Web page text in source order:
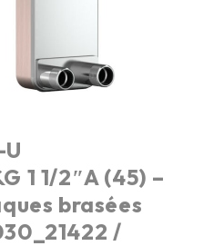
1 1/2″A (45) –
brasées
/